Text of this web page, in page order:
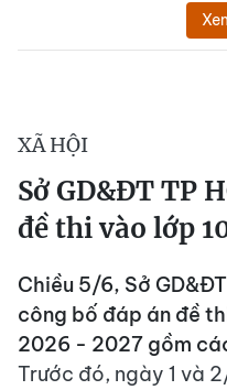
XÃ HỘI
Sở GD&ĐT TP
đề thi vào lớp
Chiều 5/6, Sở
công bố đáp án đề
2026 - 2027 gồm
Trước đó, ngày 1 và